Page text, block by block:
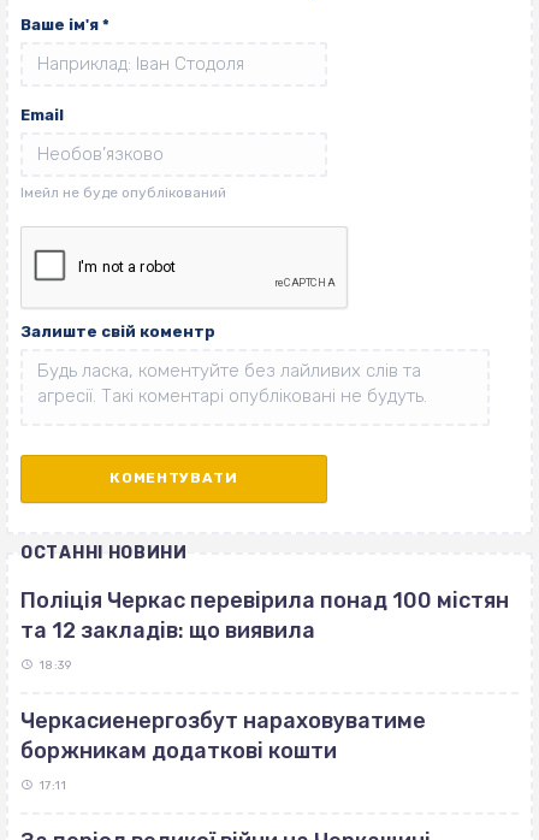
Ваше ім'я *
Email
Залиште свій коментр
ОСТАННІ НОВИНИ
Поліція Черкас перевірила понад 100 містян
та 12 закладів: що виявила
18:39
Черкасиенергозбут нараховуватиме
боржникам додаткові кошти
17:11